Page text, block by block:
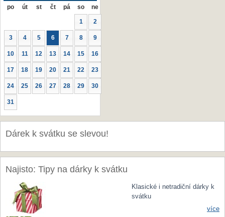
po út st čt pá so ne
1 2
3 4 5 6 7 8 9
10 11 12 13 14 15 16
17 18 19 20 21 22 23
24 25 26 27 28 29 30
31
Dárek k svátku se slevou!
Najisto: Tipy na dárky k svátku
Klasické i netradiční dárky k
svátku
více